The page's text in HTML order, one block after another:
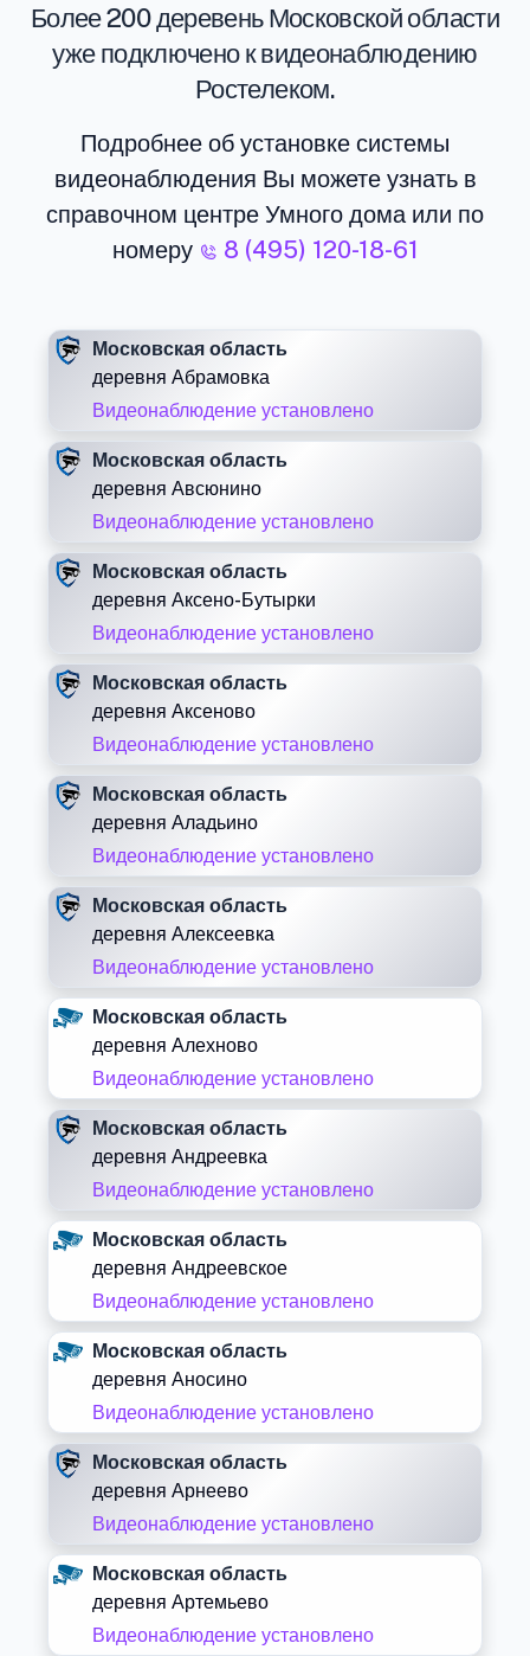
Более 200 деревень Московской области
уже подключено к видеонаблюдению
Ростелеком.
Подробнее об установке системы
видеонаблюдения Вы можете узнать в
справочном центре Умного дома или по
номеру
8 (495) 120-18-61
Московская область
деревня Абрамовка
Видеонаблюдение установлено
Московская область
деревня Авсюнино
Видеонаблюдение установлено
Московская область
деревня Аксено-Бутырки
Видеонаблюдение установлено
Московская область
деревня Аксеново
Видеонаблюдение установлено
Московская область
деревня Аладьино
Видеонаблюдение установлено
Московская область
деревня Алексеевка
Видеонаблюдение установлено
Московская область
деревня Алехново
Видеонаблюдение установлено
Московская область
деревня Андреевка
Видеонаблюдение установлено
Московская область
деревня Андреевское
Видеонаблюдение установлено
Московская область
деревня Аносино
Видеонаблюдение установлено
Московская область
деревня Арнеево
Видеонаблюдение установлено
Московская область
деревня Артемьево
Видеонаблюдение установлено